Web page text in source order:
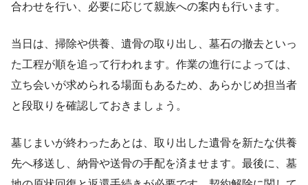
合わせを行い、必要に応じて親族への案内も行います。
当日は、掃除や供養、遺骨の取り出し、墓石の撤去といっ
た工程が順を追って行われます。作業の進行によっては、
立ち会いが求められる場面もあるため、あらかじめ担当者
と段取りを確認しておきましょう。
墓じまいが終わったあとは、取り出した遺骨を新たな供養
先へ移送し、納骨や送骨の手配を済ませます。最後に、墓